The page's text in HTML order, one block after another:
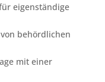
eigenständige
behördlichen
mit einer